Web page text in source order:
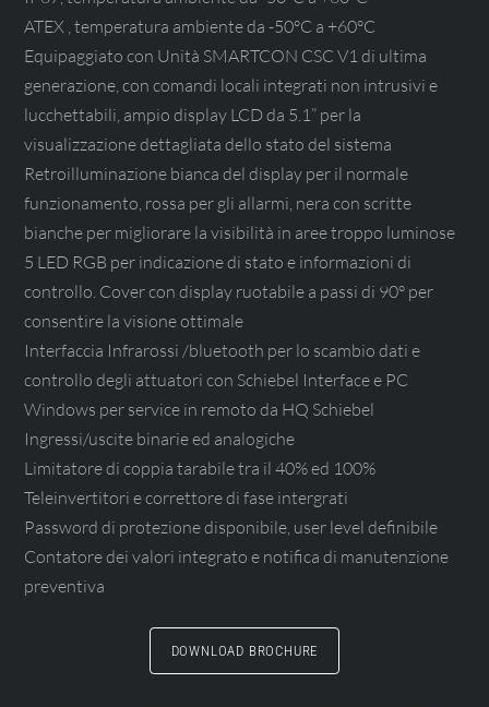
ATEX , temperatura ambiente da -50°C a +60°C
Equipaggiato con Unità SMARTCON CSC V1 di ultima
generazione, con comandi locali integrati non intrusivi e
lucchettabili, ampio display LCD da 5.1” per la
visualizzazione dettagliata dello stato del sistema
Retroilluminazione bianca del display per il normale
funzionamento, rossa per gli allarmi, nera con scritte
bianche per migliorare la visibilità in aree troppo luminose
5 LED RGB per indicazione di stato e informazioni di
controllo. Cover con display ruotabile a passi di 90° per
consentire la visione ottimale
Interfaccia Infrarossi /bluetooth per lo scambio dati e
controllo degli attuatori con Schiebel Interface e PC
Windows per service in remoto da HQ Schiebel
Ingressi/uscite binarie ed analogiche
Limitatore di coppia tarabile tra il 40% ed 100%
Teleinvertitori e correttore di fase intergrati
Password di protezione disponibile, user level definibile
Contatore dei valori integrato e notifica di manutenzione
preventiva
DOWNLOAD BROCHURE